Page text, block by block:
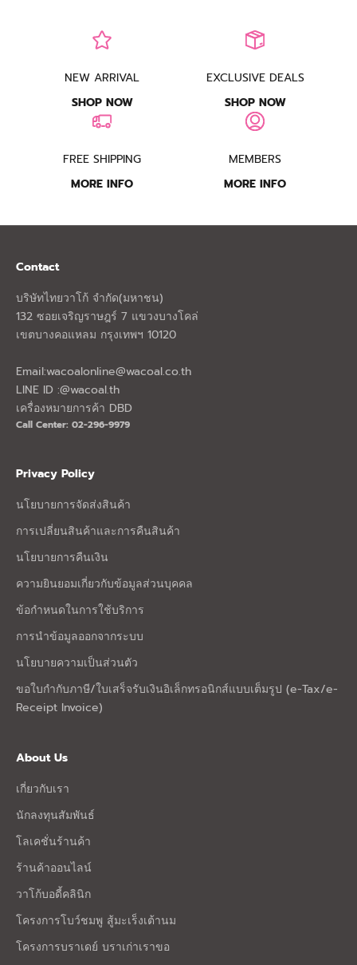
NEW ARRIVAL
SHOP NOW
EXCLUSIVE DEALS
SHOP NOW
FREE SHIPPING
MORE INFO
MEMBERS
MORE INFO
Contact
บริษัทไทยวาโก้ จำกัด(มหาชน)
132 ซอยเจริญราษฎร์ 7 แขวงบางโคล่
เขตบางคอแหลม กรุงเทพฯ 10120
Email:wacoalonline@wacoal.co.th
LINE ID :@wacoal.th
เครื่องหมายการค้า DBD
Call Center: 02-296-9979
Privacy Policy
นโยบายการจัดส่งสินค้า
การเปลี่ยนสินค้าและการคืนสินค้า
นโยบายการคืนเงิน
ความยินยอมเกี่ยวกับข้อมูลส่วนบุคคล
ข้อกำหนดในการใช้บริการ
การนำข้อมูลออกจากระบบ
นโยบายความเป็นส่วนตัว
ขอใบกำกับภาษี/ใบเสร็จรับเงินอิเล็กทรอนิกส์แบบเต็มรูป (e-Tax/e-
Receipt Invoice)
About Us
เกี่ยวกับเรา
นักลงทุนสัมพันธ์
โลเคชั่นร้านค้า
ร้านค้าออนไลน์
วาโก้บอดี้คลินิก
โครงการโบว์ชมพู สู้มะเร็งเต้านม
โครงการบราเดย์ บราเก่าเราขอ